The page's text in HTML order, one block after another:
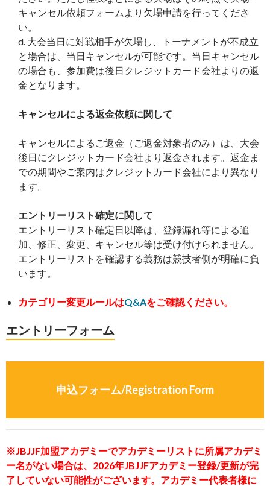
キャンセル依頼フォームより欠場申請を行ってくださ
い。
d. 大会当日に対戦相手が欠場し、トーナメントが不成立
と場合は、当日キャンセルが可能です。当日キャンセル
の場合も、参加費は後日クレジットカード会社よりの返
金となります。
キャンセルによる返金依頼に関して
キャンセルによるご返金（ご返金対象者のみ）は、大会
後日にクレジットカード会社より返金されます。返金ま
での期間やご案内はクレジットカード会社により異なり
ます。
エントリーリスト確定に関して
エントリーリスト確定日以降は、登録漏れ等による追
加、修正、変更、キャンセル等は受け付けられません。
エントリーリストを確認する義務は競技者側が明確に負
います。
カテゴリー変更ルールはQ&Aをご確認ください。
エントリーフォーム
申込フォーム/Registration Form
※JBJJF加盟アカデミーでアカデミーリストに所属アカデミ
ー名がない場合は、2026年JBJJFアカデミー登録/更新が完
了していない可能性がございます。アカデミー代表者様に